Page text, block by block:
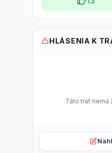
HLÁSENIA K
Táto trať nemá